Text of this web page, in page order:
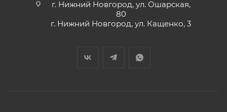
г. Нижний Новгород, ул. Ошарская,
80
г. Нижний Новгород, ул. Кащенко, 3